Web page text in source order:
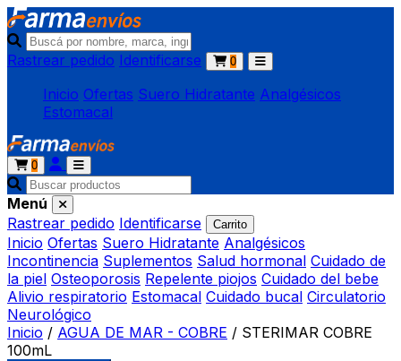
Rastrear pedido Identificarse 0
Inicio Ofertas Suero Hidratante Analgésicos
Estomacal
0
Menú
Rastrear pedido Identificarse Carrito
Inicio Ofertas Suero Hidratante Analgésicos
Incontinencia Suplementos Salud hormonal Cuidado de
la piel Osteoporosis Repelente piojos Cuidado del bebe
Alivio respiratorio Estomacal Cuidado bucal Circulatorio
Neurológico
Inicio / AGUA DE MAR - COBRE / STERIMAR COBRE
100mL